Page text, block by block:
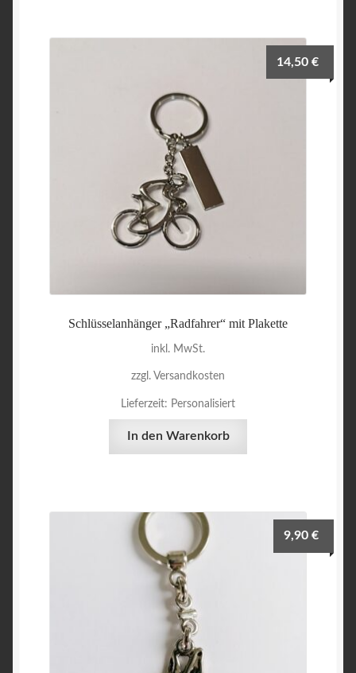
Schlüsselanhänger „Radfahrer“ mit Plakette
14,50€
inkl. MwSt.
zzgl. Versandkosten
Lieferzeit: Personalisiert
In den Warenkorb
9,90€